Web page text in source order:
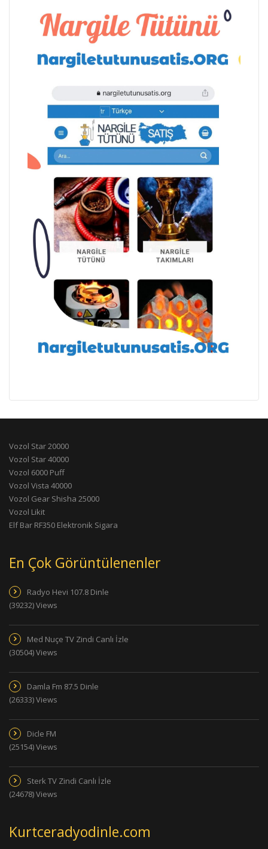
Vozol Star 20000
Vozol Star 40000
Vozol 6000 Puff
Vozol Vista 40000
Vozol Gear Shisha 25000
Vozol Likit
Elf Bar RF350 Elektronik Sigara
En Çok Görüntülenenler
Radyo Hevi 107.8 Dinle
(39232) Views
Med Nuçe TV Zindi Canlı İzle
(30504) Views
Damla Fm 87.5 Dinle
(26333) Views
Dicle FM
(25154) Views
Sterk TV Zindi Canlı İzle
(24678) Views
Kurtceradyodinle.com